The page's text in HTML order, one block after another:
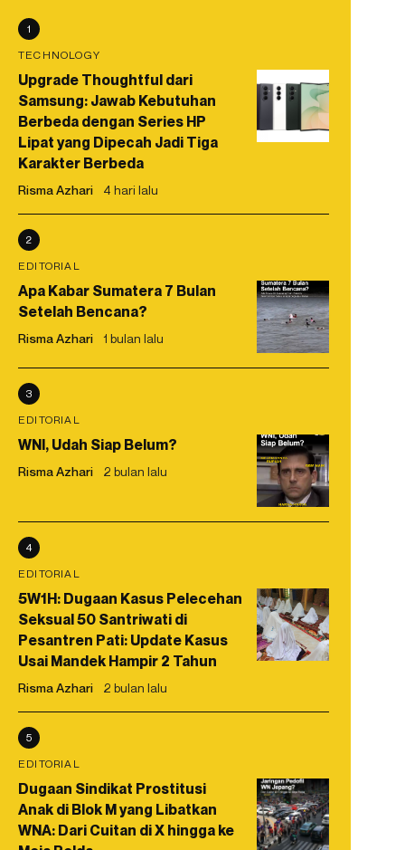
1
TECHNOLOGY
Upgrade Thoughtful dari
Samsung: Jawab Kebutuhan
Berbeda dengan Series HP
Lipat yang Dipecah Jadi Tiga
Karakter Berbeda
Risma Azhari 4 hari lalu
2
EDITORIAL
Apa Kabar Sumatera 7 Bulan
Setelah Bencana?
Risma Azhari 1 bulan lalu
3
EDITORIAL
WNI, Udah Siap Belum?
Risma Azhari 2 bulan lalu
4
EDITORIAL
5W1H: Dugaan Kasus Pelecehan
Seksual 50 Santriwati di
Pesantren Pati: Update Kasus
Usai Mandek Hampir 2 Tahun
Risma Azhari 2 bulan lalu
5
EDITORIAL
Dugaan Sindikat Prostitusi
Anak di Blok M yang Libatkan
WNA: Dari Cuitan di X hingga ke